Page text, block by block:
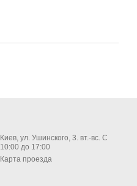
Киев, ул. Ушинского, 3. вт.-вс. С
10:00 до 17:00
Карта проезда